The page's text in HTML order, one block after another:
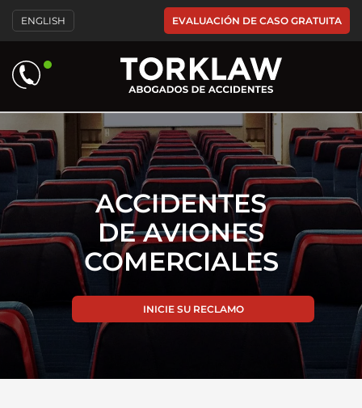
Please
note:
This
includes
an
ENGLISH EVALUACIÓN DE CASO GRATUITA
ACCIDENTES
DE AVIONES
COMERCIALES
INICIE SU RECLAMO